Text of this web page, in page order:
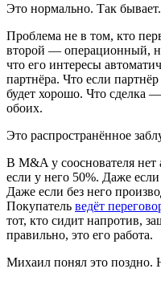
Это нормально. Так бывает.
Проблема не в том, кто
второй — операционный,
что его интересы
партнёра. Что если
будет хорошо. Что сделка
обоих.
Это распространённое
В M&A у сооснователя
если у него 50%. Даже
Даже если без него
Покупатель ведёт
тот, кто сидит напротив,
правильно, это его работа.
Михаил понял это поздно.